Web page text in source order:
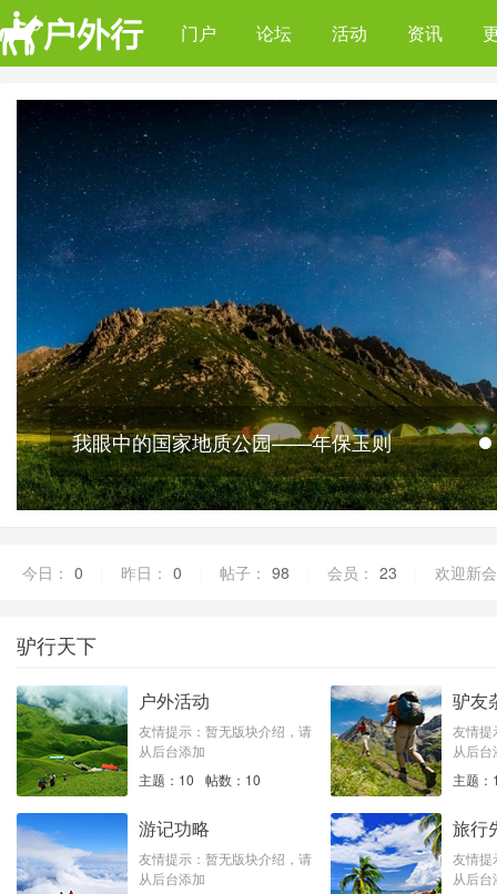
门户 论坛 活动 资讯
我眼中的国家地质公园——年保玉则
今日： 0 昨日： 0 帖子： 98 会员： 23 欢迎新
驴行天下
户外活动
友情提示：暂无版块介绍，请
从后台添加
主题：10
帖数：10
驴友
友情提
从后台
主题：
游记功略
友情提示：暂无版块介绍，请
从后台添加
旅行
友情提
从后台